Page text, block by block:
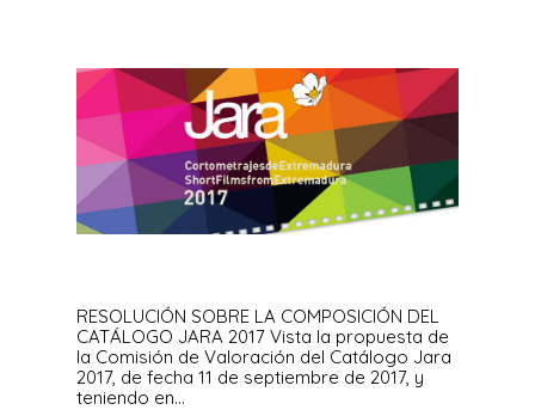
RESOLUCIÓN SOBRE LA COMPOSICIÓN DEL
CATÁLOGO JARA 2017 Vista la propuesta de
la Comisión de Valoración del Catálogo Jara
2017, de fecha 11 de septiembre de 2017, y
teniendo en...